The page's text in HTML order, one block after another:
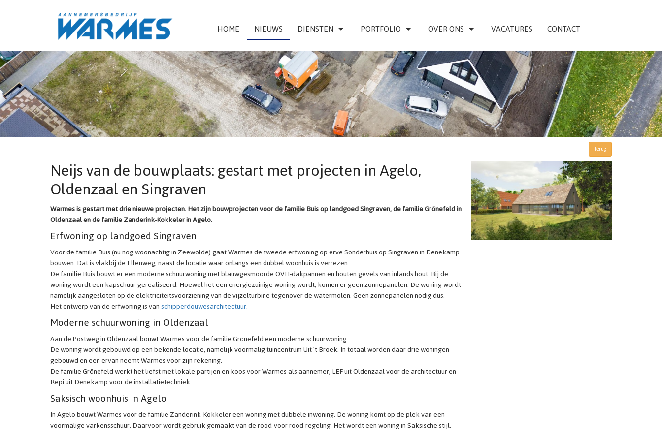
HOME NIEUWS DIENSTEN PORTFOLIO OVER ONS VACATURES CONTACT
Terug
Neijs van de bouwplaats: gestart met projecten in Agelo,
Oldenzaal en Singraven
Warmes is gestart met drie nieuwe projecten. Het zijn bouwprojecten voor de familie Buis op landgoed Singraven, de familie Grönefeld in
Oldenzaal en de familie Zanderink-Kokkeler in Agelo.
Erfwoning op landgoed Singraven
Voor de familie Buis (nu nog woonachtig in Zeewolde) gaat Warmes de tweede erfwoning op erve Sonderhuis op Singraven in Denekamp
bouwen. Dat is vlakbij de Ellenweg, naast de locatie waar onlangs een dubbel woonhuis is verrezen.
De familie Buis bouwt er een moderne schuurwoning met blauwgesmoorde OVH-dakpannen en houten gevels van inlands hout. Bij de
woning wordt een kapschuur gerealiseerd. Hoewel het een energiezuinige woning wordt, komen er geen zonnepanelen. De woning wordt
namelijk aangesloten op de elektriciteitsvoorziening van de vijzelturbine tegenover de watermolen. Geen zonnepanelen nodig dus.
Het ontwerp van de erfwoning is vanschipperdouwesarchitectuur.
Moderne schuurwoning in Oldenzaal
Aan de Postweg in Oldenzaal bouwt Warmes voor de familie Grönefeld een moderne schuurwoning.
De woning wordt gebouwd op een bekende locatie, namelijk voormalig tuincentrum Uit ’t Broek. In totaal worden daar drie woningen
gebouwd en een ervan neemt Warmes voor zijn rekening.
De familie Grönefeld werkt het liefst met lokale partijen en koos voor Warmes als aannemer, LEF uit Oldenzaal voor de architectuur en
Repi uit Denekamp voor de installatietechniek.
Saksisch woonhuis in Agelo
In Agelo bouwt Warmes voor de familie Zanderink-Kokkeler een woning met dubbele inwoning. De woning komt op de plek van een
voormalige varkensschuur. Daarvoor wordt gebruik gemaakt van de rood-voor rood-regeling. Het wordt een woning in Saksische stijl.